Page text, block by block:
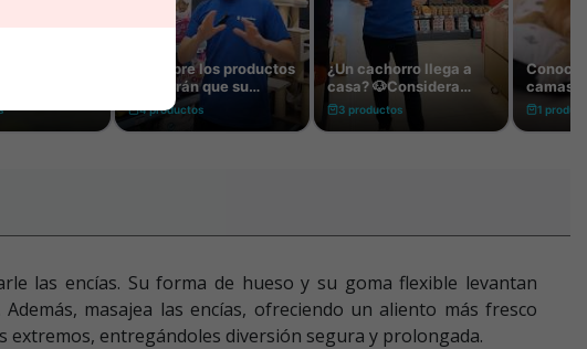
las encías. Su forma de hueso y su goma flexible levantan
masajea las encías, ofreciendo un aliento más fresco
entregándoles diversión segura y prolongada.